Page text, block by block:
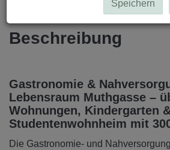
Beschreibung
Gastronomie &
Lebensraum Muthgasse –
Wohnungen, Kindergarten
Studentenwohnheim mit
Die Gastronomie- und
Speichern